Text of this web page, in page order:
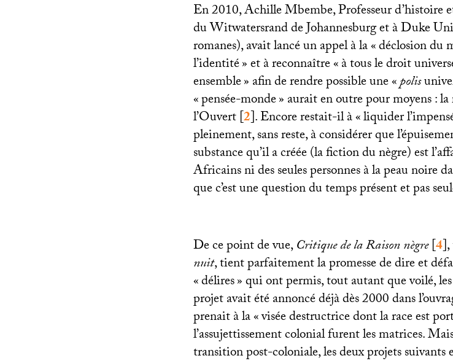
En 2010, Achille Mbembe, Professeur d’histoire
du Witwatersrand de Johannesburg et à Duke
romanes), avait lancé un appel à la «déclosion du
l’identité» et à reconnaître «à tous le droit
ensemble» afin de rendre possible une «polis
«pensée-monde» aurait en outre pour moyens :
l’Ouvert[2]. Encore restait-il à «liquider
pleinement, sans reste, à considérer que
substance qu’il a créée (la fiction du nègre) est
Africains ni des seules personnes à la peau noire
que c’est une question du temps présent et pas
De ce point de vue,Critique de la Raison nègre[4],
nuit, tient parfaitement la promesse de dire et
«délires» qui ont permis, tout autant que voilé,
projet avait été annoncé déjà dès 2000 dans
prenait à la «visée destructrice dont la race est
l’assujettissement colonial furent les matrices.
transition post-coloniale, les deux projets suivants